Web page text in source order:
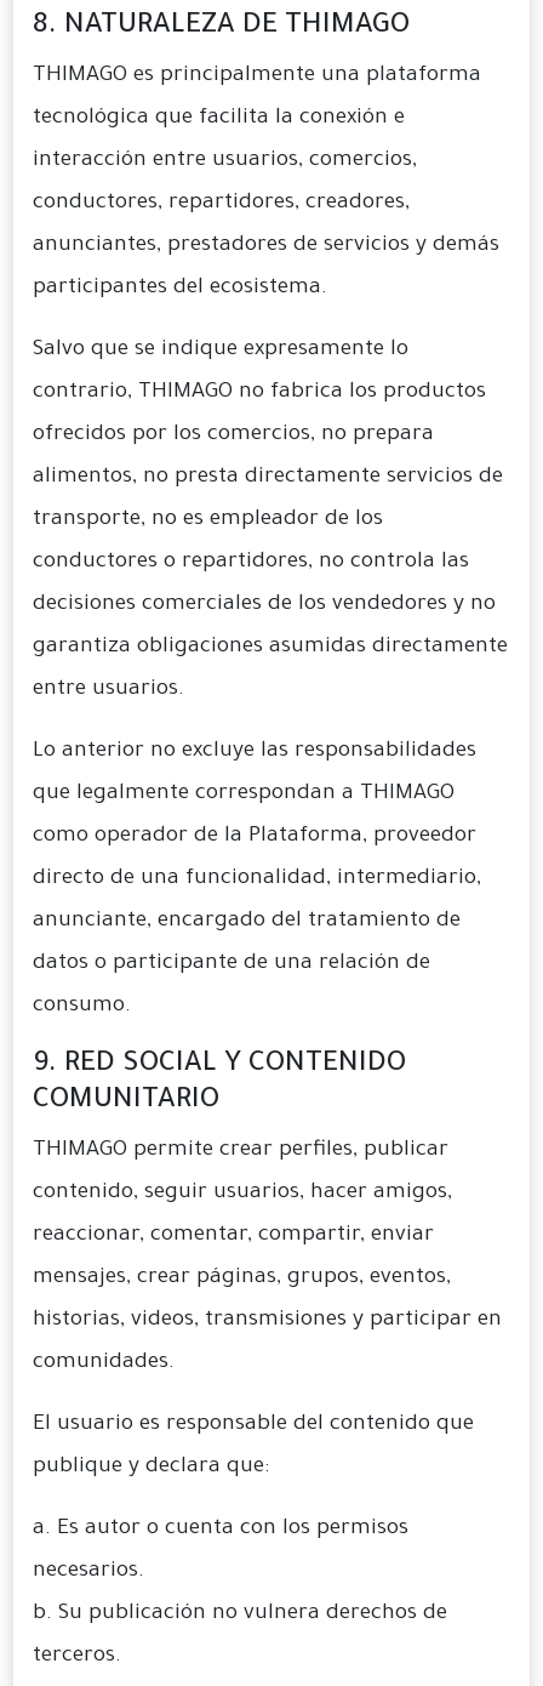
8. NATURALEZA DE THIMAGO
THIMAGO es principalmente una plataforma
tecnológica que facilita la conexión e
interacción entre usuarios, comercios,
conductores, repartidores, creadores,
anunciantes, prestadores de servicios y demás
participantes del ecosistema.
Salvo que se indique expresamente lo
contrario, THIMAGO no fabrica los productos
ofrecidos por los comercios, no prepara
alimentos, no presta directamente servicios de
transporte, no es empleador de los
conductores o repartidores, no controla las
decisiones comerciales de los vendedores y no
garantiza obligaciones asumidas directamente
entre usuarios.
Lo anterior no excluye las responsabilidades
que legalmente correspondan a THIMAGO
como operador de la Plataforma, proveedor
directo de una funcionalidad, intermediario,
anunciante, encargado del tratamiento de
datos o participante de una relación de
consumo.
9. RED SOCIAL Y CONTENIDO
COMUNITARIO
THIMAGO permite crear perfiles, publicar
contenido, seguir usuarios, hacer amigos,
reaccionar, comentar, compartir, enviar
mensajes, crear páginas, grupos, eventos,
historias, videos, transmisiones y participar en
comunidades.
El usuario es responsable del contenido que
publique y declara que:
a. Es autor o cuenta con los permisos
necesarios.
b. Su publicación no vulnera derechos de
terceros.